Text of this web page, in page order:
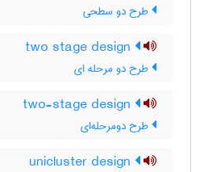
طرح دو سطحی
طرح دو مرحله ای
طرح دومرحله‌ای